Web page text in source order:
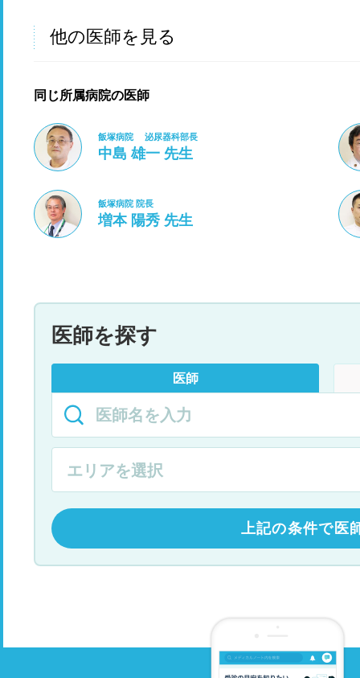
他の医師を見る
同じ所属病院の医師
飯塚病院 泌尿器科部長
中島 雄一 先生
飯塚病院 院長
増本 陽秀 先生
医師を探す
医師
上記の条件で医